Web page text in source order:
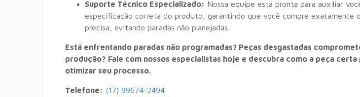
Suporte Técnico Especializado: Nossa equipe está pronta para auxiliar
especificação correta do produto, garantindo que você compre exatamente
precisa, evitando paradas não planejadas.
Está enfrentando paradas não programadas? Peças desgastadas
produção? Fale com nossos especialistas hoje e descubra como a peça certa
otimizar seu processo.
Telefone: (17) 99674-2494